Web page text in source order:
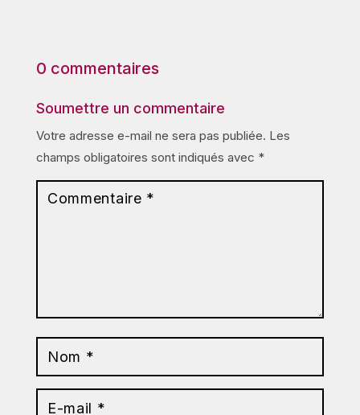
0 commentaires
Soumettre un commentaire
Votre adresse e-mail ne sera pas publiée. Les
champs obligatoires sont indiqués avec *